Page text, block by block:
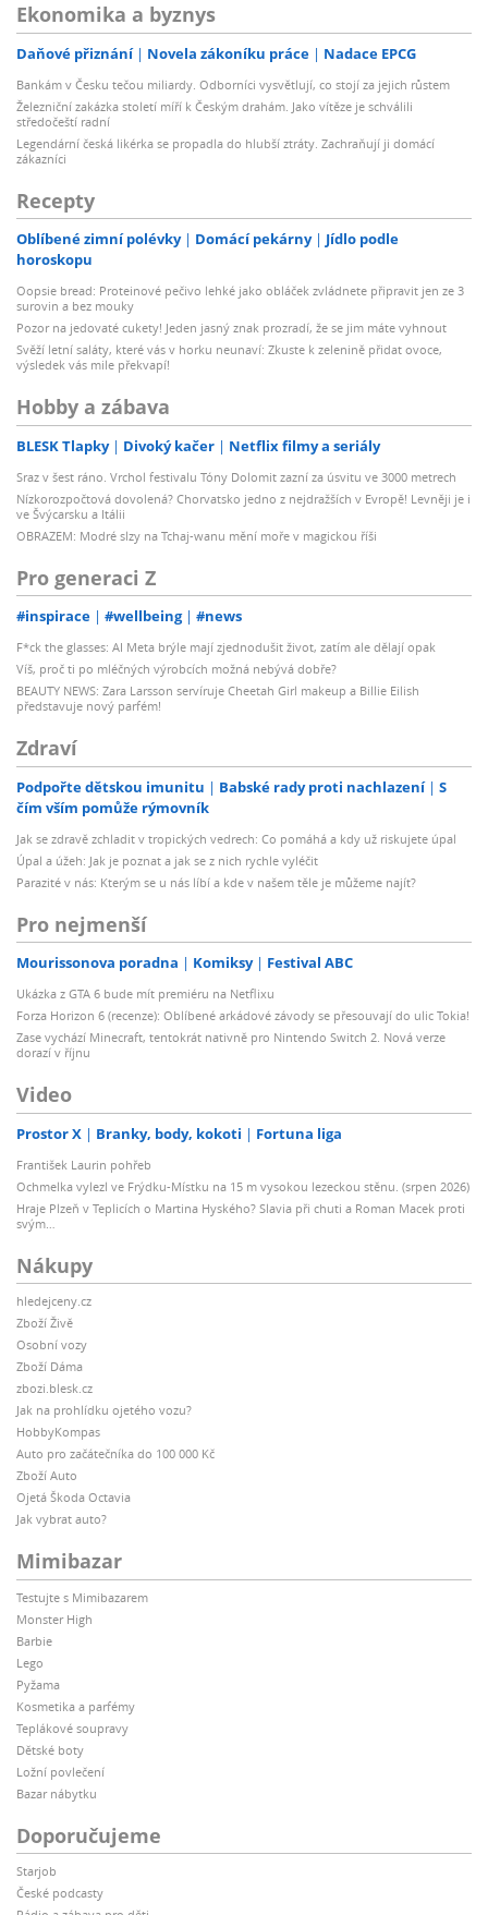
Ekonomika a byznys
Daňové přiznání Novela zákoníku práce Nadace EPCG
Bankám v Česku tečou miliardy. Odborníci vysvětlují, co stojí za jejich růstem
Železniční zakázka století míří k Českým drahám. Jako vítěze je schválili
středočeští radní
Legendární česká likérka se propadla do hlubší ztráty. Zachraňují ji domácí
zákazníci
Recepty
Oblíbené zimní polévky Domácí pekárny
Jídlo podle
horoskopu
Oopsie bread: Proteinové pečivo lehké jako obláček zvládnete připravit jen ze 3
surovin a bez mouky
Pozor na jedovaté cukety! Jeden jasný znak prozradí, že se jim máte vyhnout
Svěží letní saláty, které vás v horku neunaví: Zkuste k zelenině přidat ovoce,
výsledek vás mile překvapí!
Hobby a zábava
BLESK Tlapky Divoký kačer Netflix filmy a seriály
Sraz v šest ráno. Vrchol festivalu Tóny Dolomit zazní za úsvitu ve 3000 metrech
Nízkorozpočtová dovolená? Chorvatsko jedno z nejdražších v Evropě! Levněji je i
ve Švýcarsku a Itálii
OBRAZEM: Modré slzy na Tchaj-wanu mění moře v magickou říši
Pro generaci Z
#inspirace #wellbeing #news
F*ck the glasses: AI Meta brýle mají zjednodušit život, zatím ale dělají opak
Víš, proč ti po mléčných výrobcích možná nebývá dobře?
BEAUTY NEWS: Zara Larsson servíruje Cheetah Girl makeup a Billie Eilish
představuje nový parfém!
Zdraví
Podpořte dětskou imunitu Babské rady proti nachlazení
S
čím vším pomůže rýmovník
Jak se zdravě zchladit v tropických vedrech: Co pomáhá a kdy už riskujete úpal
Úpal a úžeh: Jak je poznat a jak se z nich rychle vyléčit
Parazité v nás: Kterým se u nás líbí a kde v našem těle je můžeme najít?
Pro nejmenší
Mourissonova poradna Komiksy Festival ABC
Ukázka z GTA 6 bude mít premiéru na Netflixu
Forza Horizon 6 (recenze): Oblíbené arkádové závody se přesouvají do ulic Tokia!
Zase vychází Minecraft, tentokrát nativně pro Nintendo Switch 2. Nová verze
dorazí v říjnu
Video
Prostor X Branky, body, kokoti Fortuna liga
František Laurin pohřeb
Ochmelka vylezl ve Frýdku-Místku na 15 m vysokou lezeckou stěnu. (srpen 2026)
Hraje Plzeň v Teplicích o Martina Hyského? Slavia při chuti a Roman Macek proti
svým…
Nákupy
hledejceny.cz
Zboží Živě
Osobní vozy
Zboží Dáma
zbozi.blesk.cz
Jak na prohlídku ojetého vozu?
HobbyKompas
Auto pro začátečníka do 100 000 Kč
Zboží Auto
Ojetá Škoda Octavia
Jak vybrat auto?
Mimibazar
Testujte s Mimibazarem
Monster High
Barbie
Lego
Pyžama
Kosmetika a parfémy
Teplákové soupravy
Dětské boty
Ložní povlečení
Bazar nábytku
Doporučujeme
Starjob
České podcasty